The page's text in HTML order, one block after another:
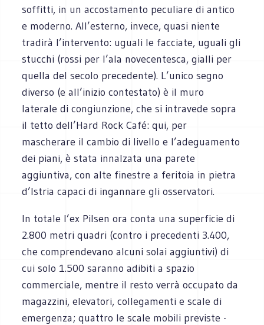
soffitti, in un accostamento peculiare di antico
e moderno. All’esterno, invece, quasi niente
tradirà l’intervento: uguali le facciate, uguali gli
stucchi (rossi per l’ala novecentesca, gialli per
quella del secolo precedente). L’unico segno
diverso (e all’inizio contestato) è il muro
laterale di congiunzione, che si intravede sopra
il tetto dell’Hard Rock Café: qui, per
mascherare il cambio di livello e l’adeguamento
dei piani, è stata innalzata una parete
aggiuntiva, con alte finestre a feritoia in pietra
d’Istria capaci di ingannare gli osservatori.
In totale l’ex Pilsen ora conta una superficie di
2.800 metri quadri (contro i precedenti 3.400,
che comprendevano alcuni solai aggiuntivi) di
cui solo 1.500 saranno adibiti a spazio
commerciale, mentre il resto verrà occupato da
magazzini, elevatori, collegamenti e scale di
emergenza; quattro le scale mobili previste -